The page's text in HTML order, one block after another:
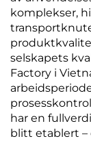
komplekser,
selskapets
Factory i
har en
blitt etablert –